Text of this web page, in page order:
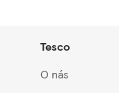
Tesco
O nás